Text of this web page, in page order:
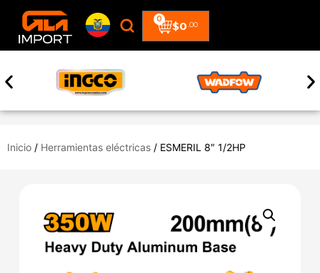
$0 .00
0
Inicio / Herramientas eléctricas / ESMERIL 8″ 1/2HP